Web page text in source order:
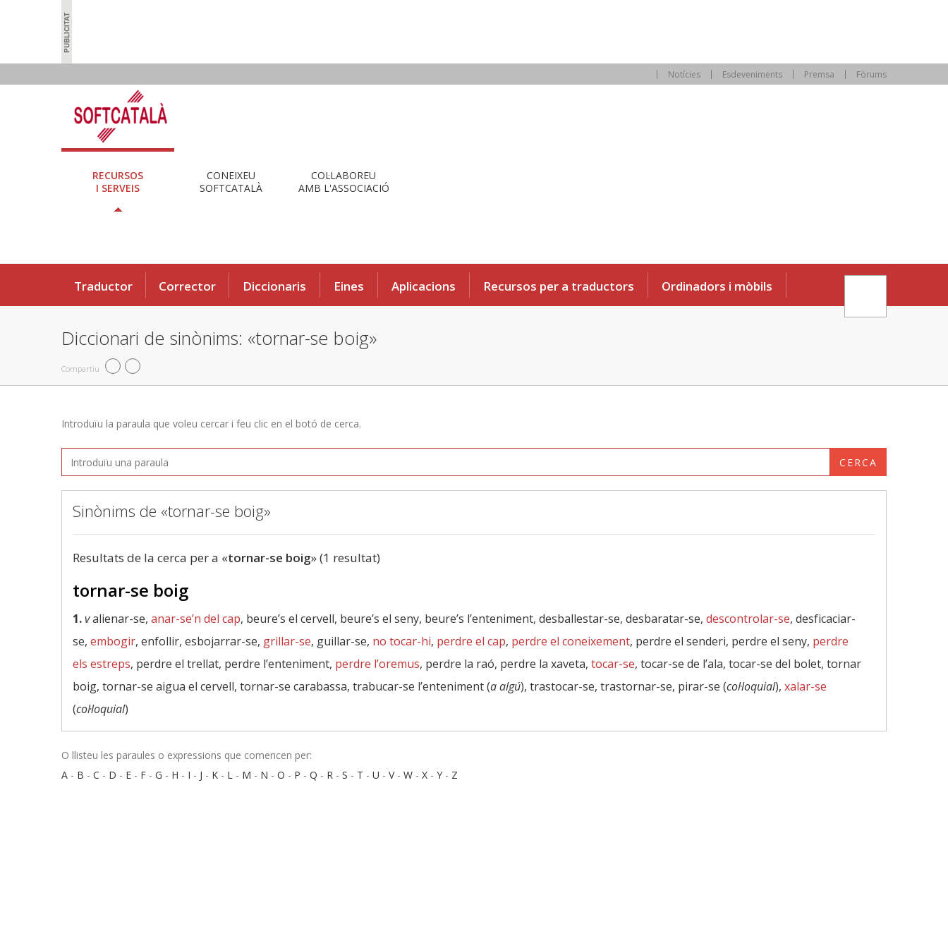
Notícies Esdeveniments Premsa Fòrums
RECURSOS
I SERVEIS
CONEIXEU
SOFTCATALÀ
COL·LABOREU
AMB L'ASSOCIACIÓ
Traductor Corrector Diccionaris Eines Aplicacions Recursos per a traductors Ordinadors i mòbils
Diccionari de sinònims: «tornar-se boig»
Compartiu
Introduïu la paraula que voleu cercar i feu clic en el botó de cerca.
CERCA
Sinònims de «tornar-se boig»
Resultats de la cerca per a «tornar-se boig» (1 resultat)
tornar-se boig
1.valienar-se, anar-se’n del cap, beure’s el cervell, beure’s el seny, beure’s l’enteniment, desballestar-se, desbaratar-se, descontrolar-se, desficaciar-
se, embogir, enfollir, esbojarrar-se, grillar-se, guillar-se, no tocar-hi, perdre el cap, perdre el coneixement, perdre el senderi, perdre el seny, perdre
els estreps, perdre el trellat, perdre l’enteniment, perdre l’oremus, perdre la raó, perdre la xaveta, tocar-se, tocar-se de l’ala, tocar-se del bolet, tornar
boig, tornar-se aigua el cervell, tornar-se carabassa, trabucar-se l’enteniment (a algú), trastocar-se, trastornar-se, pirar-se (col·loquial), xalar-se
(col·loquial)
O llisteu les paraules o expressions que comencen per:
A - B - C - D - E - F - G - H - I - J - K - L - M - N - O - P - Q - R - S - T - U - V- W - X - Y - Z